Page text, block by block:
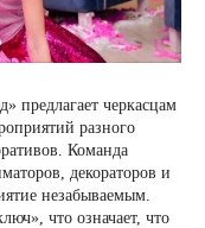
предлагает черкасцам
разного
Команда
декораторов и
незабываемым.
что означает, что